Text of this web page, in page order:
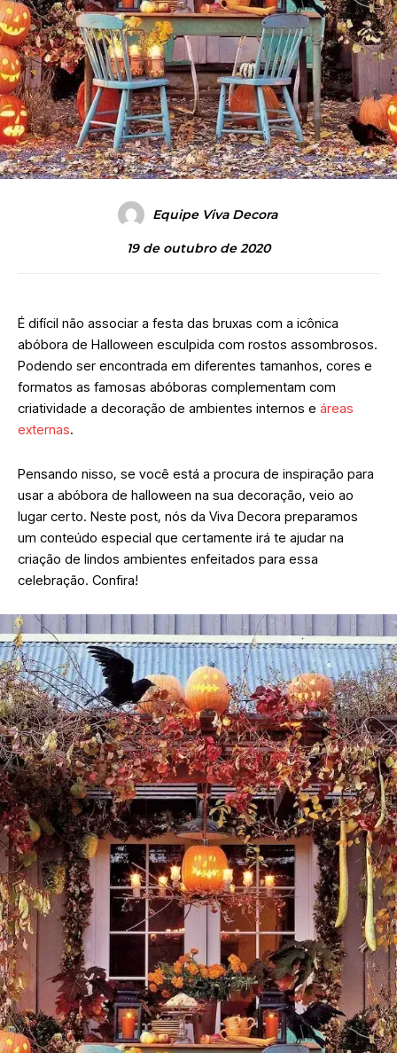
Equipe Viva Decora
19 de outubro de 2020
É difícil não associar a festa das bruxas com a icônica
abóbora de Halloween esculpida com rostos assombrosos.
Podendo ser encontrada em diferentes tamanhos, cores e
formatos as famosas abóboras complementam com
criatividade a decoração de ambientes internos e áreas
externas.
Pensando nisso, se você está a procura de inspiração para
usar a abóbora de halloween na sua decoração, veio ao
lugar certo. Neste post, nós da Viva Decora preparamos
um conteúdo especial que certamente irá te ajudar na
criação de lindos ambientes enfeitados para essa
celebração. Confira!